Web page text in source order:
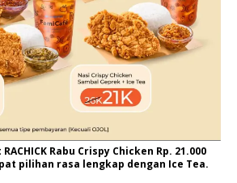
Rabu Crispy Chicken Rp. 21.000
pilihan rasa lengkap dengan Ice Tea.